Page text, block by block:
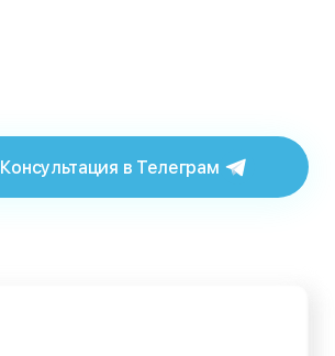
Консультация в Телеграм